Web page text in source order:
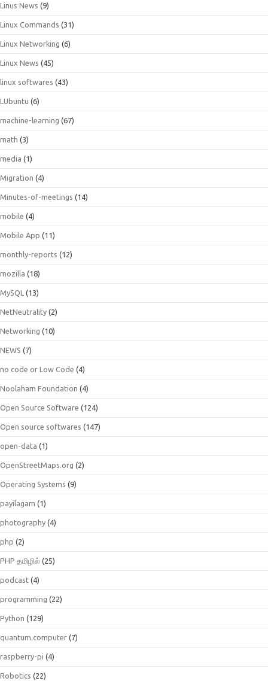
Linus News (9)
Linux Commands (31)
Linux Networking (6)
Linux News (45)
linux softwares (43)
LUbuntu (6)
machine-learning (67)
math (3)
media (1)
Migration (4)
Minutes-of-meetings (14)
mobile (4)
Mobile App (11)
monthly-reports (12)
mozilla (18)
MySQL (13)
NetNeutrality (2)
Networking (10)
NEWS (7)
no code or Low Code (4)
Noolaham Foundation (4)
Open Source Software (124)
Open source softwares (147)
open-data (1)
OpenStreetMaps.org (2)
Operating Systems (9)
payilagam (1)
photography (4)
php (2)
PHP தமிழில் (25)
podcast (4)
programming (22)
Python (129)
quantum.computer (7)
raspberry-pi (4)
Robotics (22)